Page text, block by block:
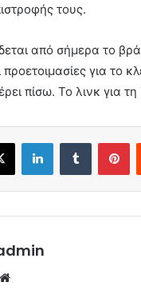
τους.
από σήμερα το
για το
πίσω. Το λινκ για
X LinkedInTumblr